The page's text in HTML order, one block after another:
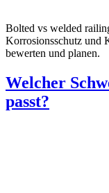
Bolted vs welded
Korrosionsschutz und
bewerten und planen.
Welcher
passt?